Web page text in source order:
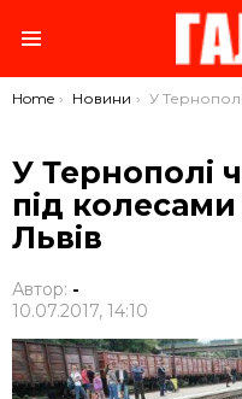
You are here:
Home Новини У Тернополі чоловік загинув під колесами
У Тернополі
під
Львів
Автор: -
10.07.2017, 14:10